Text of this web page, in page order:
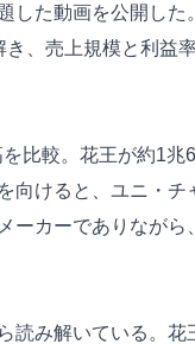
した動画を公開した
、売上規模と利益
比較。花王が約1兆
向けると、ユニ・チ
ーカーでありながら
読み解いている。花